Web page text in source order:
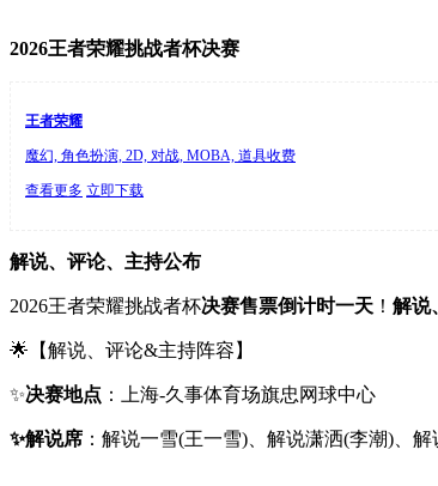
2026王者荣耀挑战者杯决赛
王者荣耀
魔幻, 角色扮演, 2D, 对战, MOBA, 道具收费
查看更多 立即下载
解说、评论、主持公布
2026王者荣耀挑战者杯决赛售票倒计时一天 ！ 解说
🌟【解说、评论&主持阵容】
✨决赛地点 ：上海-久事体育场旗忠网球中心
✨解说席 ：解说一雪(王一雪)、解说潇洒(李潮)、